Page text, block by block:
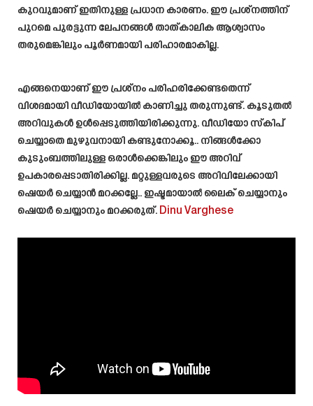
കുറവുമാണ് ഇതിനുള്ള പ്രധാന കാരണം. ഈ പ്രശ്‌നത്തിന്
പുറമെ പുരട്ടുന്ന ലേപനങ്ങൾ താത്കാലിക ആശ്വാസം
തരുമെങ്കിലും പൂർണമായി പരിഹാരമാകില്ല.
എങ്ങനെയാണ് ഈ പ്രശ്നം പരിഹരിക്കേണ്ടതെന്ന്
വിശദമായി വീഡിയോയിൽ കാണിച്ചു തരുന്നുണ്ട്. കൂടുതൽ
അറിവുകൾ ഉൾപ്പെടുത്തിയിരിക്കുന്നു. വീഡിയോ സ്കിപ്
ചെയ്യാതെ മുഴുവനായി കണ്ടുനോക്കൂ.. നിങ്ങൾക്കോ
കുടുംബത്തിലുള്ള ഒരാൾക്കെങ്കിലും ഈ അറിവ്
ഉപകാരപ്പെടാതിരിക്കില്ല. മറ്റുള്ളവരുടെ അറിവിലേക്കായി
ഷെയർ ചെയ്യാൻ മറക്കല്ലേ.. ഇഷ്ടമായാൽ ലൈക് ചെയ്യാനും
ഷെയർ ചെയ്യാനും മറക്കരുത്. Dinu Varghese